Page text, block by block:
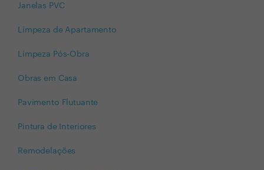
Janelas PVC
Limpeza de Apartamento
Limpeza Pós-Obra
Obras em Casa
Pavimento Flutuante
Pintura de Interiores
Remodelações